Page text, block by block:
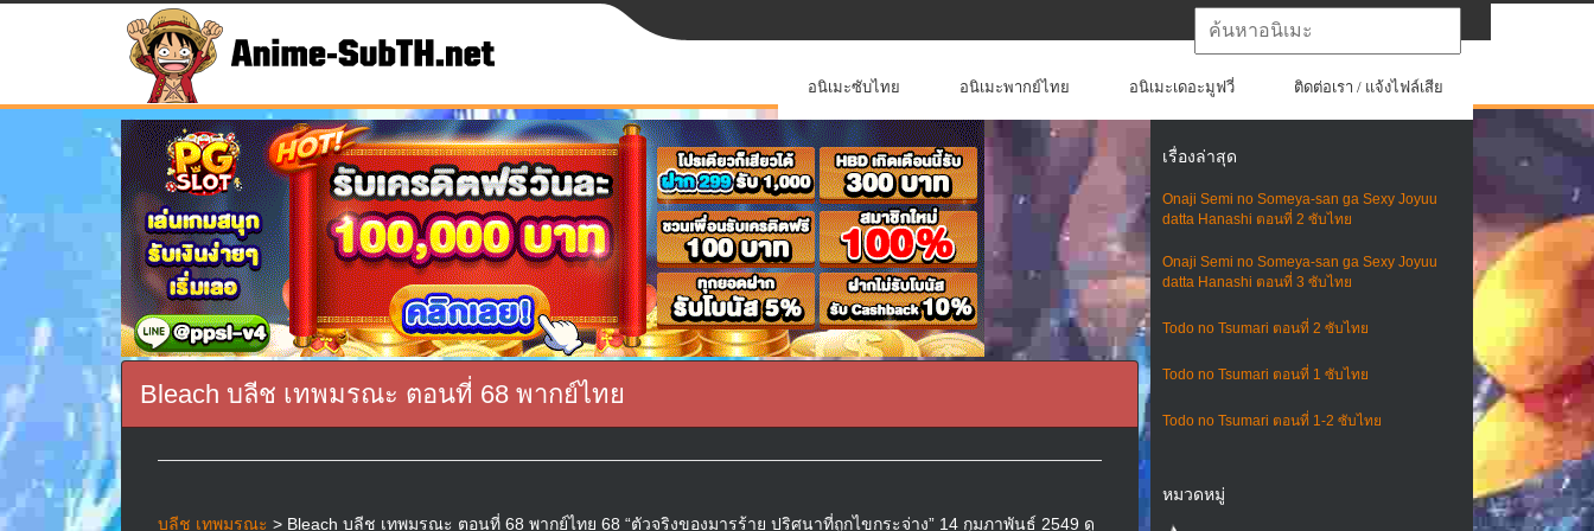
อนิเมะซับไทย อนิเมะพากย์ไทย อนิเมะเดอะมูฟวี่ ติดต่อเรา / แจ้งไฟล์เสีย
เรื่องล่าสุด
Onaji Semi no Someya-san ga Sexy Joyuu
datta Hanashi ตอนที่ 2 ซับไทย
Onaji Semi no Someya-san ga Sexy Joyuu
datta Hanashi ตอนที่ 3 ซับไทย
Todo no Tsumari ตอนที่ 2 ซับไทย
Todo no Tsumari ตอนที่ 1 ซับไทย
Todo no Tsumari ตอนที่ 1-2 ซับไทย
หมวดหมู่
Bleach บลีช เทพมรณะ ตอนที่ 68 พากย์ไทย
บลีช เทพมรณะ > Bleach บลีช เทพมรณะ ตอนที่ 68 พากย์ไทย 68 “ตัวจริงของมารร้าย ปริศนาที่ถูกไขกระจ่าง” 14 กุมภาพันธ์ 2549 ดู